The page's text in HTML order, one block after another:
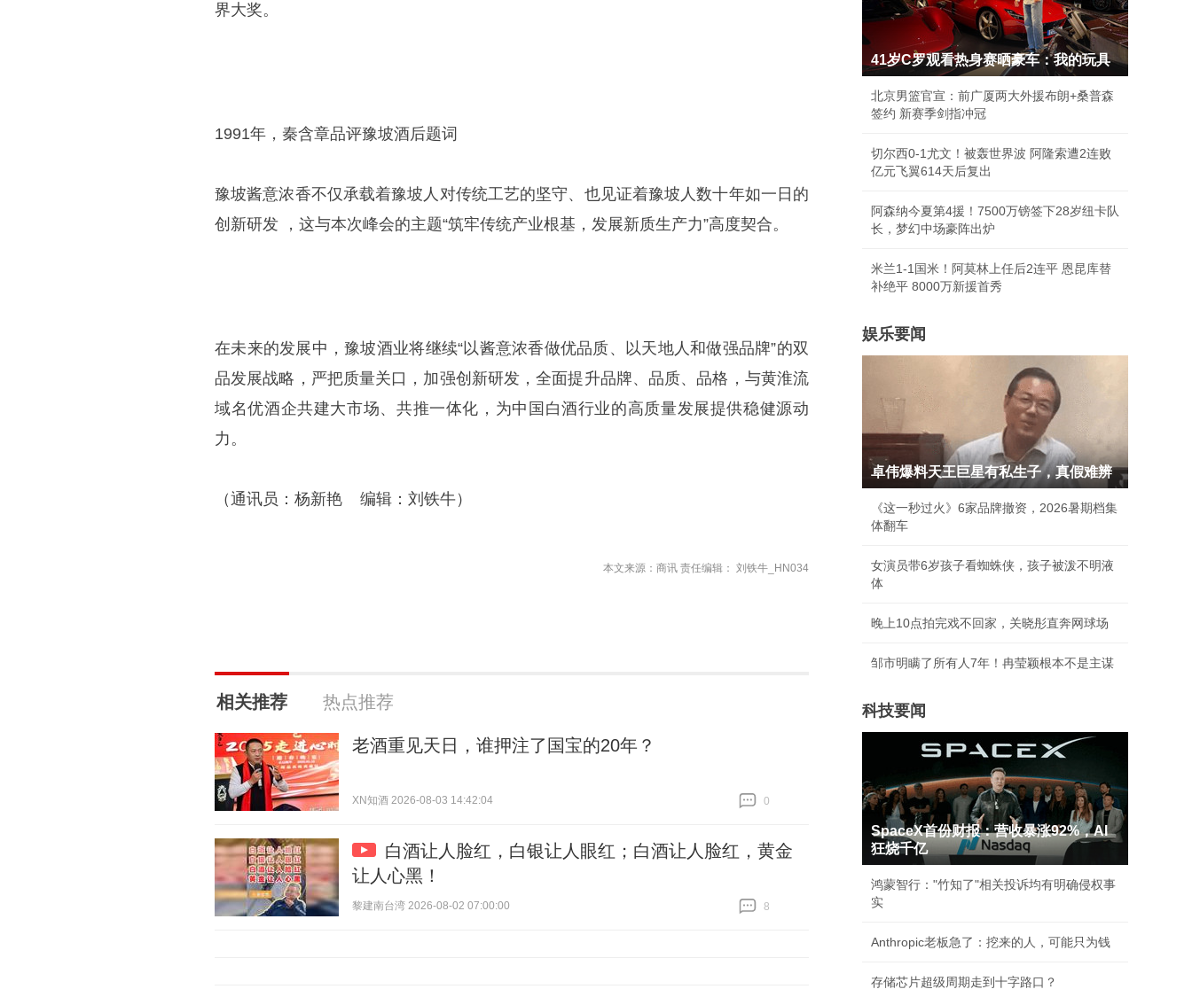
界大奖。
1991年，秦含章品评豫坡酒后题词
豫坡酱意浓香不仅承载着豫坡人对传统工艺的坚守、也见证着豫坡人数十年如一日的
创新研发 ，这与本次峰会的主题“筑牢传统产业根基，发展新质生产力”高度契合。
在未来的发展中，豫坡酒业将继续“以酱意浓香做优品质、以天地人和做强品牌”的双
品发展战略，严把质量关口，加强创新研发，全面提升品牌、品质、品格，与黄淮流
域名优酒企共建大市场、共推一体化，为中国白酒行业的高质量发展提供稳健源动
力。
（通讯员：杨新艳 编辑：刘铁牛）
本文来源：商讯 责任编辑： 刘铁牛_HN034
相关推荐 热点推荐
老酒重见天日，谁押注了国宝的20年？
XN知酒 2026-08-03 14:42:04
0
白酒让人脸红，白银让人眼红；白酒让人脸红，黄金
让人心黑！
黎建南台湾 2026-08-02 07:00:00
8
41岁C罗观看热身赛晒豪车：我的玩具
北京男篮官宣：前广厦两大外援布朗+桑普森
签约 新赛季剑指冲冠
切尔西0-1尤文！被轰世界波 阿隆索遭2连败
亿元飞翼614天后复出
阿森纳今夏第4援！7500万镑签下28岁纽卡队
长，梦幻中场豪阵出炉
米兰1-1国米！阿莫林上任后2连平 恩昆库替
补绝平 8000万新援首秀
娱乐要闻
卓伟爆料天王巨星有私生子，真假难辨
《这一秒过火》6家品牌撤资，2026暑期档集
体翻车
女演员带6岁孩子看蜘蛛侠，孩子被泼不明液
体
晚上10点拍完戏不回家，关晓彤直奔网球场
邹市明瞒了所有人7年！冉莹颖根本不是主谋
科技要闻
SpaceX首份财报：营收暴涨92%，AI
狂烧千亿
鸿蒙智行："竹知了"相关投诉均有明确侵权事
实
Anthropic老板急了：挖来的人，可能只为钱
存储芯片超级周期走到十字路口？